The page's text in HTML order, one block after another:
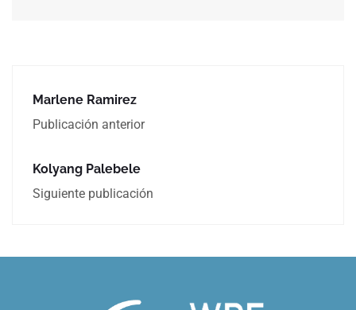
Marlene Ramirez
Publicación anterior
Kolyang Palebele
Siguiente publicación